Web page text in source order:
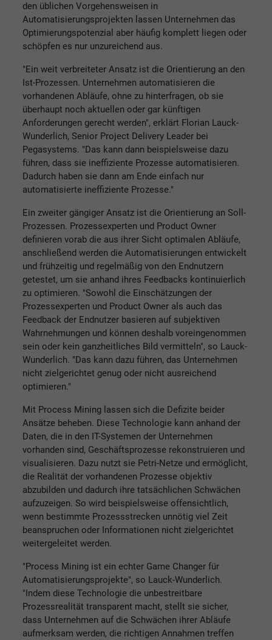
den üblichen Vorgehensweisen in
Automatisierungsprojekten lassen Unternehmen das
Optimierungspotenzial aber häufig komplett liegen oder
schöpfen es nur unzureichend aus.
"Ein weit verbreiteter Ansatz ist die Orientierung an den
Ist-Prozessen. Unternehmen automatisieren die
vorhandenen Abläufe, ohne zu hinterfragen, ob sie
überhaupt noch aktuellen oder gar künftigen
Anforderungen gerecht werden", erklärt Florian Lauck-
Wunderlich, Senior Project Delivery Leader bei
Pegasystems. "Das kann dann beispielsweise dazu
führen, dass sie ineffiziente Prozesse automatisieren.
Dadurch haben sie dann am Ende einfach nur
automatisierte ineffiziente Prozesse."
Ein zweiter gängiger Ansatz ist die Orientierung an Soll-
Prozessen. Prozessexperten und Product Owner
definieren vorab die aus ihrer Sicht optimalen Abläufe,
anschließend werden die Automatisierungen entwickelt
und frühzeitig und regelmäßig von den Endnutzern
getestet, um sie anhand ihres Feedbacks kontinuierlich
zu optimieren. "Sowohl die Einschätzungen der
Prozessexperten und Product Owner als auch das
Feedback der Endnutzer basieren auf subjektiven
Wahrnehmungen und können deshalb voreingenommen
sein oder kein ganzheitliches Bild vermitteln", so Lauck-
Wunderlich. "Das kann dazu führen, das Unternehmen
nicht zielgerichtet genug oder nicht ausreichend
optimieren."
Mit Process Mining lassen sich die Defizite beider
Ansätze beheben. Diese Technologie kann anhand der
Daten, die in den IT-Systemen der Unternehmen
vorhanden sind, Geschäftsprozesse rekonstruieren und
visualisieren. Dazu nutzt sie Petri-Netze und ermöglicht,
die Realität der vorhandenen Prozesse objektiv
abzubilden und dadurch ihre tatsächlichen Schwächen
aufzuzeigen. So wird beispielsweise offensichtlich,
wenn bestimmte Prozessstrecken unnötig viel Zeit
beanspruchen oder Informationen nicht zielgerichtet
weitergeleitet werden.
"Process Mining ist ein echter Game Changer für
Automatisierungsprojekte", so Lauck-Wunderlich.
"Indem diese Technologie die unbestreitbare
Prozessrealität transparent macht, stellt sie sicher,
dass Unternehmen auf die Schwächen ihrer Abläufe
aufmerksam werden, die richtigen Annahmen treffen